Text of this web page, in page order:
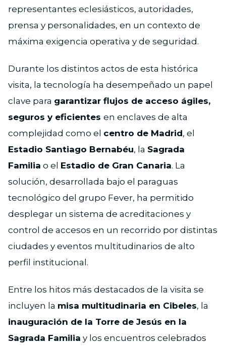
representantes eclesiásticos, autoridades,
prensa y personalidades, en un contexto de
máxima exigencia operativa y de seguridad.
Durante los distintos actos de esta histórica
visita, la tecnología ha desempeñado un papel
clave para garantizar flujos de acceso ágiles,
seguros y eficientes en enclaves de alta
complejidad como el centro de Madrid, el
Estadio Santiago Bernabéu, la Sagrada
Familia o el Estadio de Gran Canaria. La
solución, desarrollada bajo el paraguas
tecnológico del grupo Fever, ha permitido
desplegar un sistema de acreditaciones y
control de accesos en un recorrido por distintas
ciudades y eventos multitudinarios de alto
perfil institucional.
Entre los hitos más destacados de la visita se
incluyen la misa multitudinaria en Cibeles, la
inauguración de la Torre de Jesús en la
Sagrada Familia y los encuentros celebrados